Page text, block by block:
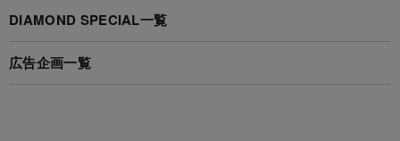
DIAMOND SPECIAL一覧
広告企画一覧